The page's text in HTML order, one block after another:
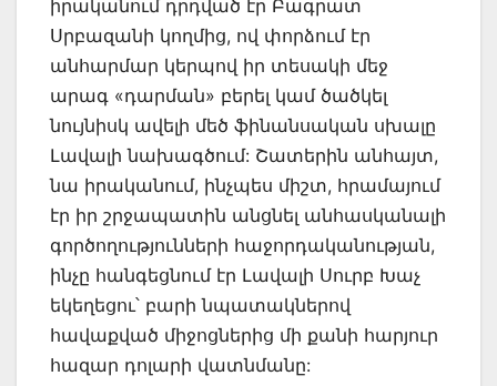
իրականում դրդված էր Բագրատ
Սրբազանի կողմից, ով փորձում էր
անհարմար կերպով իր տեսակի մեջ
արագ «դարման» բերել կամ ծածկել
նույնիսկ ավելի մեծ ֆինանսական սխալը
Լավալի նախագծում: Շատերին անհայտ,
նա իրականում, ինչպես միշտ, հրամայում
էր իր շրջապատին անցնել անհասկանալի
գործողությունների հաջորդականության,
ինչը հանգեցնում էր Լավալի Սուրբ Խաչ
եկեղեցու՝ բարի նպատակներով
հավաքված միջոցներից մի քանի հարյուր
հազար դոլարի վատնմանը: